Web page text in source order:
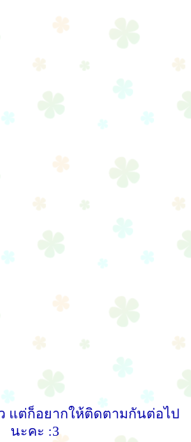
แต่ก็อยากให้ติดตามกันต่อไป
นะคะ :3